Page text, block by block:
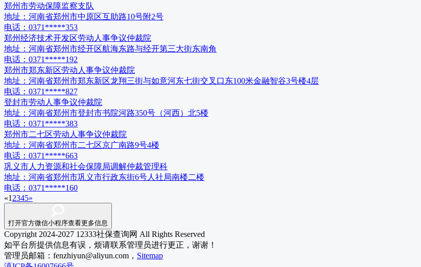
郑州市劳动保障监察支队
地址： 河南省郑州市中原区互助路10号附2号
电话： 0371*****353
郑州经济技术开发区劳动人事争议仲裁院
地址： 河南省郑州市经开区航海东路与经开第三大街东南角
电话： 0371*****192
郑州市郑东新区劳动人事争议仲裁院
地址： 河南省郑州市郑东新区龙翔三街与如意河东七街交叉口东100米金融智谷3号楼4层
电话： 0371*****827
登封市劳动人事争议仲裁院
地址： 河南省郑州市登封市书院河路350号（河西）北5楼
电话： 0371*****383
郑州市二七区劳动人事争议仲裁院
地址： 河南省郑州市二七区京广南路9号4楼
电话： 0371*****663
巩义市人力资源和社会保障局调解仲裁管理科
地址： 河南省郑州市巩义市行政东街6号人社局南楼二楼
电话： 0371*****160
«1 2345»
打开官方微信小程序查看更多信息
Copyright 2024-2027 12333社保查询网 All Rights Reserved
如平台所提供信息有误，烦请联系管理员进行更正，谢谢！
管理员邮箱：fenzhiyun@aliyun.com， Sitemap